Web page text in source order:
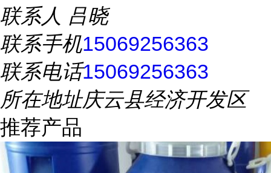
联系人 吕晓
联系手机15069256363
联系电话15069256363
所在地址庆云县经济开发区
推荐产品